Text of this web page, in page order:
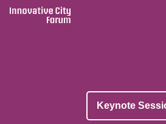
Keynote